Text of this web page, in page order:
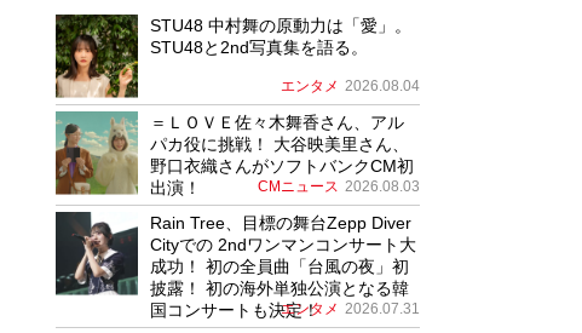
STU48 中村舞の原動力は「愛」。
STU48と2nd写真集を語る。
エンタメ 2026.08.04
＝ＬＯＶＥ佐々木舞香さん、アル
パカ役に挑戦！ 大谷映美里さん、
野口衣織さんがソフトバンクCM初
出演！
CMニュース 2026.08.03
Rain Tree、目標の舞台Zepp Diver
Cityでの 2ndワンマンコンサート大
成功！ 初の全員曲「台風の夜」初
披露！ 初の海外単独公演となる韓
国コンサートも決定！
エンタメ 2026.07.31